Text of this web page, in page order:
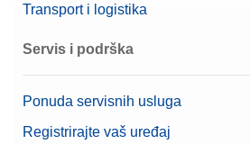
Transport i logistika
Servis i podrška
Ponuda servisnih usluga
Registrirajte vaš uređaj